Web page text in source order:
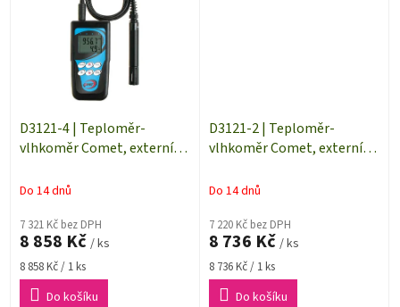
D3121-4 | Teploměr-
vlhkoměr Comet, externí
délka kabelu 4 m
Do 14 dnů
7 321 Kč bez DPH
8 858 Kč / ks
Měrná
cena:
8 858 Kč / 1 ks
Do košíku
D3121-2 | Teploměr-
vlhkoměr Comet, externí
délka kabelu 2 m
Do 14 dnů
7 220 Kč bez DPH
8 736 Kč / ks
Měrná
cena:
8 736 Kč / 1 ks
Do košíku